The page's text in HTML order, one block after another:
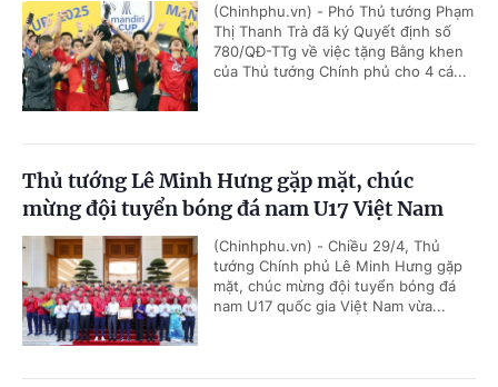
(Chinhphu.vn) - Phó Thủ tướng Phạm
Thị Thanh Trà đã ký Quyết định số
780/QĐ-TTg về việc tặng Bằng khen
của Thủ tướng Chính phủ cho 4 cá...
Thủ tướng Lê Minh Hưng gặp mặt, chúc
mừng đội tuyển bóng đá nam U17 Việt Nam
(Chinhphu.vn) - Chiều 29/4, Thủ
tướng Chính phủ Lê Minh Hưng gặp
mặt, chúc mừng đội tuyển bóng đá
nam U17 quốc gia Việt Nam vừa...